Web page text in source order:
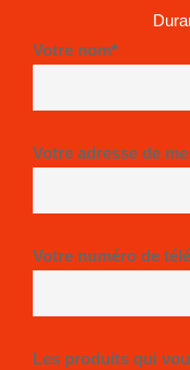
Votre nom*
Votre adresse de
Votre numéro de
Les produits qui